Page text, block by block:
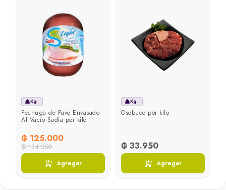
Kg.
Pechuga de Pavo Envasado
Al Vacío Sadia por kilo
₲ 125.000
₲ 134.350
Agregar
Kg.
Osobuco por kilo
₲ 33.950
Agregar